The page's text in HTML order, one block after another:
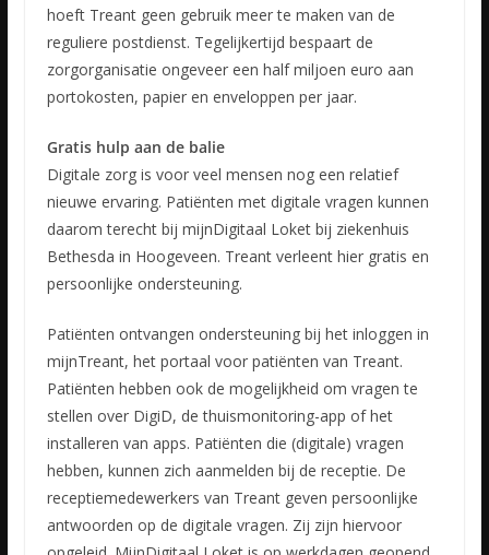
hoeft Treant geen gebruik meer te maken van de
reguliere postdienst. Tegelijkertijd bespaart de
zorgorganisatie ongeveer een half miljoen euro aan
portokosten, papier en enveloppen per jaar.
Gratis hulp aan de balie
Digitale zorg is voor veel mensen nog een relatief
nieuwe ervaring. Patiënten met digitale vragen kunnen
daarom terecht bij mijnDigitaal Loket bij ziekenhuis
Bethesda in Hoogeveen. Treant verleent hier gratis en
persoonlijke ondersteuning.
Patiënten ontvangen ondersteuning bij het inloggen in
mijnTreant, het portaal voor patiënten van Treant.
Patiënten hebben ook de mogelijkheid om vragen te
stellen over DigiD, de thuismonitoring-app of het
installeren van apps. Patiënten die (digitale) vragen
hebben, kunnen zich aanmelden bij de receptie. De
receptiemedewerkers van Treant geven persoonlijke
antwoorden op de digitale vragen. Zij zijn hiervoor